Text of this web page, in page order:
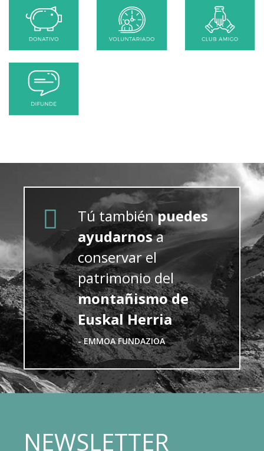
Tú tambiénpuedes
ayudarnosa
conservar el
patrimonio del
montañismo de
Euskal Herria
- EMMOA FUNDAZIOA
NEWSLETTER